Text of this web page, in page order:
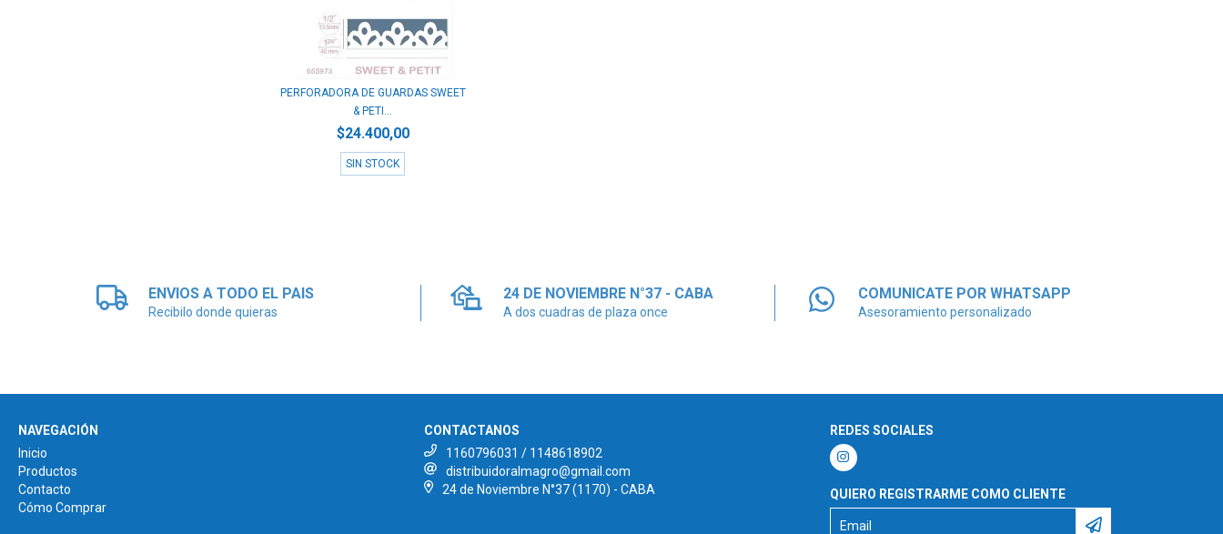
PERFORADORA DE GUARDAS SWEET
& PETI...
$24.400,00
SIN STOCK
ENVIOS A TODO EL PAIS
Recibilo donde quieras
24 DE NOVIEMBRE N°37 - CABA
A dos cuadras de plaza once
COMUNICATE POR WHATSAPP
Asesoramiento personalizado
NAVEGACIÓN
Inicio
Productos
Contacto
Cómo Comprar
CONTACTANOS
1160796031 / 1148618902
distribuidoralmagro@gmail.com
24 de Noviembre N°37 (1170) - CABA
REDES SOCIALES
QUIERO REGISTRARME COMO CLIENTE